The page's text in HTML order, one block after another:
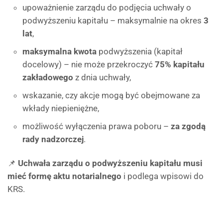
upoważnienie zarządu do podjęcia uchwały o
podwyższeniu kapitału – maksymalnie na okres 3
lat,
maksymalna kwota podwyższenia (kapitał
docelowy) – nie może przekroczyć 75% kapitału
zakładowego z dnia uchwały,
wskazanie, czy akcje mogą być obejmowane za
wkłady niepieniężne,
możliwość wyłączenia prawa poboru – za zgodą
rady nadzorczej.
📌 Uchwała zarządu o podwyższeniu kapitału musi
mieć formę aktu notarialnego i podlega wpisowi do
KRS.